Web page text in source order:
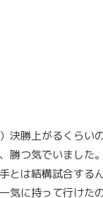
決勝上がるくらい
勝つ気でいました
とは結構試合する
気に持って行けた